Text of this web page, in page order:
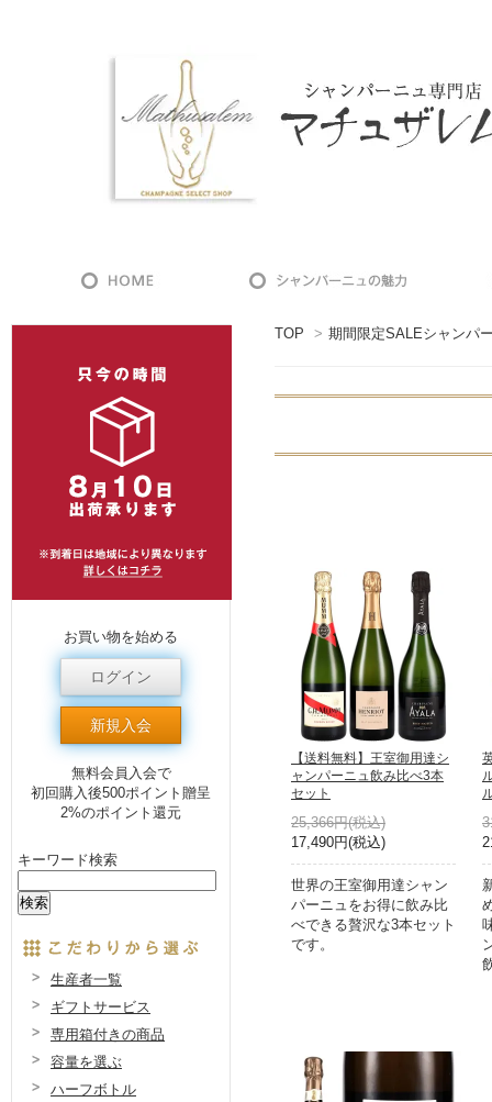
TOP > 期間限定SALEシャンパ
【送料無料】王室御用達シ
ャンパーニュ飲み比べ3本
セット
25,366円(税込)
17,490円(税込)
世界の王室御用達シャン
パーニュをお得に飲み比
べできる贅沢な3本セット
です。
お買い物を始める
ログイン
新規入会
無料会員入会で
初回購入後500ポイント贈呈
2%のポイント還元
キーワード検索
生産者一覧
ギフトサービス
専用箱付きの商品
容量を選ぶ
ハーフボトル